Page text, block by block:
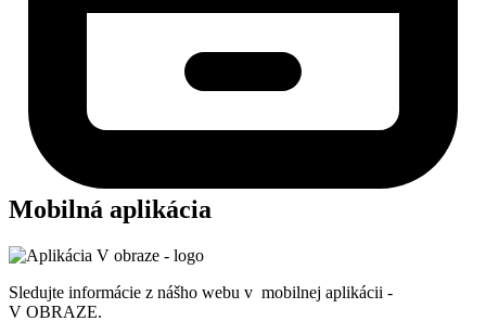
Mobilná aplikácia
Sledujte informácie z nášho webu v mobilnej aplikácii -
V OBRAZE.